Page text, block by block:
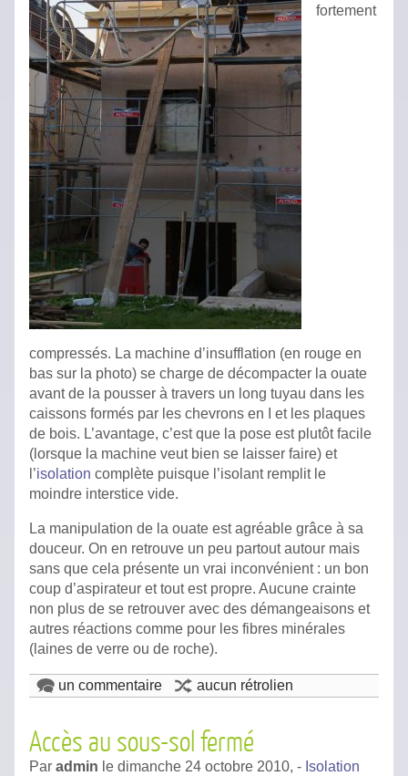
fortement
compressés. La machine d’insufflation (en rouge en
bas sur la photo) se charge de décompacter la ouate
avant de la pousser à travers un long tuyau dans les
caissons formés par les chevrons en I et les plaques
de bois. L’avantage, c’est que la pose est plutôt facile
(lorsque la machine veut bien se laisser faire) et
l’isolation complète puisque l’isolant remplit le
moindre interstice vide.
La manipulation de la ouate est agréable grâce à sa
douceur. On en retrouve un peu partout autour mais
sans que cela présente un vrai inconvénient : un bon
coup d’aspirateur et tout est propre. Aucune crainte
non plus de se retrouver avec des démangeaisons et
autres réactions comme pour les fibres minérales
(laines de verre ou de roche).
un commentaire aucun rétrolien
Accès au sous-sol fermé
Par admin le dimanche 24 octobre 2010, - Isolation